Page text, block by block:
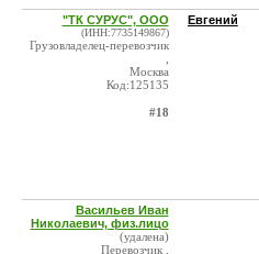
"ТК СУРУС", ООО
(ИНН:7735149867)
Грузовладелец-перевозчик
Москва
Код:125135
#18
Евгений
Васильев Иван
Николаевич, физ.лицо
(удалена)
Перевозчик ,